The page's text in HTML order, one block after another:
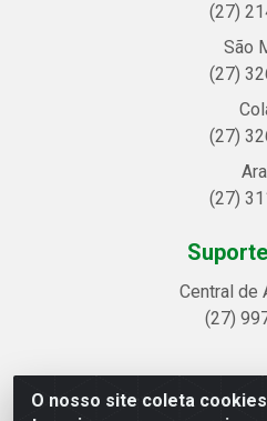
O nosso site coleta
(27)
São
(27)
(27)
(27)
Central de
(27)
Linhavix Distribuidora LTDA